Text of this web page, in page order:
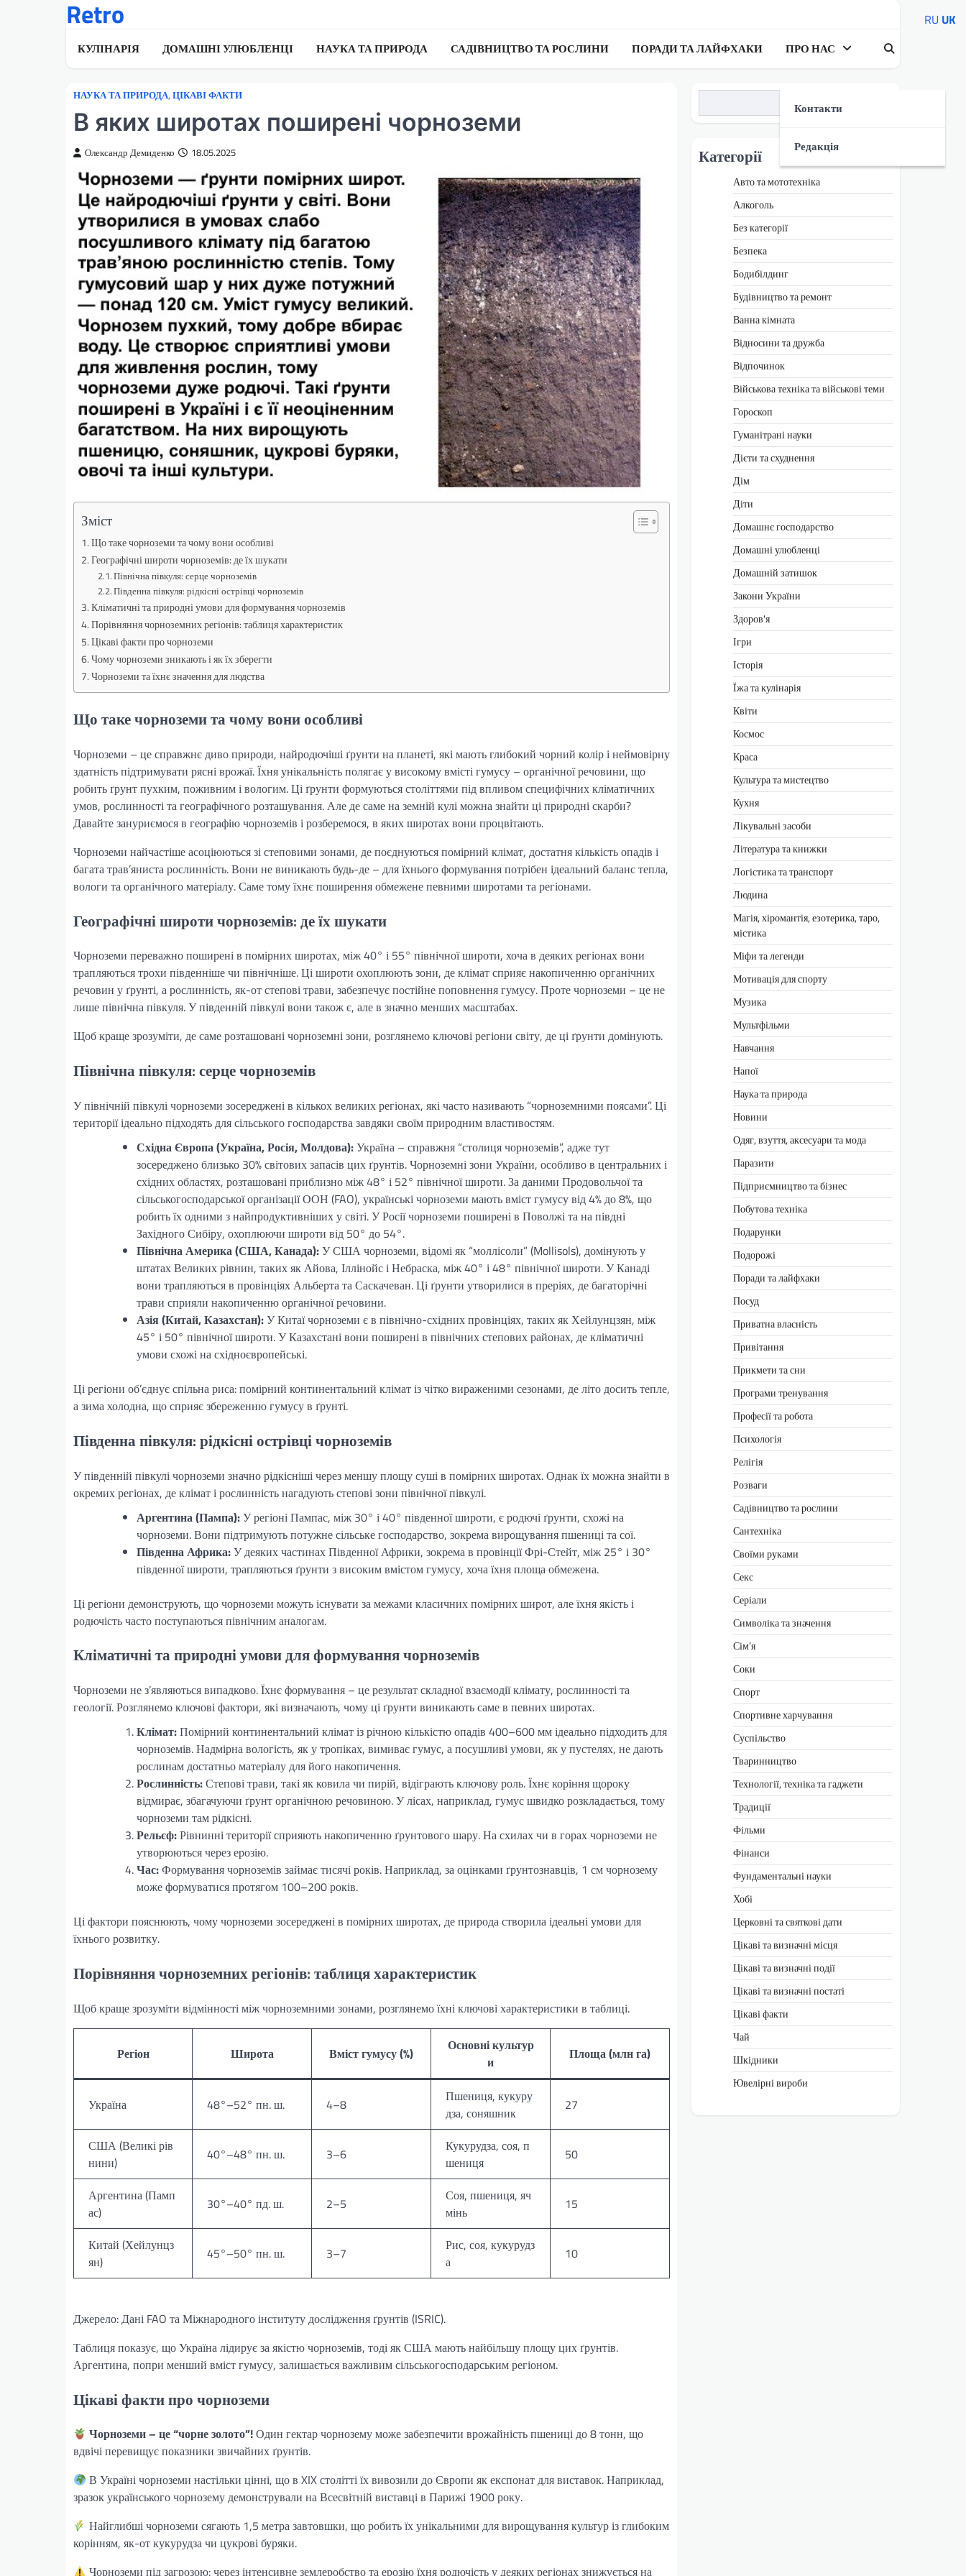
Retro
КУЛІНАРІЯ ДОМАШНІ УЛЮБЛЕНЦІ НАУКА ТА ПРИРОДА САДІВНИЦТВО ТА РОСЛИНИ ПОРАДИ ТА ЛАЙФХАКИ ПРО НАС
Контакти
Редакція
НАУКА ТА ПРИРОДА, ЦІКАВІ ФАКТИ
В яких широтах поширені чорноземи
Олександр Демиденко 18.05.2025
Зміст
Що таке чорноземи та чому вони особливі
Географічні широти чорноземів: де їх шукати
Північна півкуля: серце чорноземів
Південна півкуля: рідкісні острівці чорноземів
Кліматичні та природні умови для формування чорноземів
Порівняння чорноземних регіонів: таблиця характеристик
Цікаві факти про чорноземи
Чому чорноземи зникають і як їх зберегти
Чорноземи та їхнє значення для людства
Що таке чорноземи та чому вони особливі
Чорноземи – це справжнє диво природи, найродючіші ґрунти на планеті, які мають глибокий чорний колір і неймовірну
здатність підтримувати рясні врожаї. Їхня унікальність полягає у високому вмісті гумусу – органічної речовини, що
робить ґрунт пухким, поживним і вологим. Ці ґрунти формуються століттями під впливом специфічних кліматичних
умов, рослинності та географічного розташування. Але де саме на земній кулі можна знайти ці природні скарби?
Давайте зануриємося в географію чорноземів і розберемося, в яких широтах вони процвітають.
Чорноземи найчастіше асоціюються зі степовими зонами, де поєднуються помірний клімат, достатня кількість опадів і
багата трав’яниста рослинність. Вони не виникають будь-де – для їхнього формування потрібен ідеальний баланс тепла,
вологи та органічного матеріалу. Саме тому їхнє поширення обмежене певними широтами та регіонами.
Географічні широти чорноземів: де їх шукати
Чорноземи переважно поширені в помірних широтах, між 40° і 55° північної широти, хоча в деяких регіонах вони
трапляються трохи південніше чи північніше. Ці широти охоплюють зони, де клімат сприяє накопиченню органічних
речовин у ґрунті, а рослинність, як-от степові трави, забезпечує постійне поповнення гумусу. Проте чорноземи – це не
лише північна півкуля. У південній півкулі вони також є, але в значно менших масштабах.
Щоб краще зрозуміти, де саме розташовані чорноземні зони, розглянемо ключові регіони світу, де ці ґрунти домінують.
Північна півкуля: серце чорноземів
У північній півкулі чорноземи зосереджені в кількох великих регіонах, які часто називають “чорноземними поясами”. Ці
території ідеально підходять для сільського господарства завдяки своїм природним властивостям.
Східна Європа (Україна, Росія, Молдова):Україна – справжня “столиця чорноземів”, адже тут
зосереджено близько 30% світових запасів цих ґрунтів. Чорноземні зони України, особливо в центральних і
східних областях, розташовані приблизно між 48° і 52° північної широти. За даними Продовольчої та
сільськогосподарської організації ООН (FAO), українські чорноземи мають вміст гумусу від 4% до 8%, що
робить їх одними з найпродуктивніших у світі. У Росії чорноземи поширені в Поволжі та на півдні
Західного Сибіру, охоплюючи широти від 50° до 54°.
Північна Америка (США, Канада):У США чорноземи, відомі як “моллісоли” (Mollisols), домінують у
штатах Великих рівнин, таких як Айова, Іллінойс і Небраска, між 40° і 48° північної широти. У Канаді
вони трапляються в провінціях Альберта та Саскачеван. Ці ґрунти утворилися в преріях, де багаторічні
трави сприяли накопиченню органічної речовини.
Азія (Китай, Казахстан):У Китаї чорноземи є в північно-східних провінціях, таких як Хейлунцзян, між
45° і 50° північної широти. У Казахстані вони поширені в північних степових районах, де кліматичні
умови схожі на східноєвропейські.
Ці регіони об’єднує спільна риса: помірний континентальний клімат із чітко вираженими сезонами, де літо досить тепле,
а зима холодна, що сприяє збереженню гумусу в ґрунті.
Південна півкуля: рідкісні острівці чорноземів
У південній півкулі чорноземи значно рідкісніші через меншу площу суші в помірних широтах. Однак їх можна знайти в
окремих регіонах, де клімат і рослинність нагадують степові зони північної півкулі.
Аргентина (Пампа):У регіоні Пампас, між 30° і 40° південної широти, є родючі ґрунти, схожі на
чорноземи. Вони підтримують потужне сільське господарство, зокрема вирощування пшениці та сої.
Південна Африка:У деяких частинах Південної Африки, зокрема в провінції Фрі-Стейт, між 25° і 30°
південної широти, трапляються ґрунти з високим вмістом гумусу, хоча їхня площа обмежена.
Ці регіони демонструють, що чорноземи можуть існувати за межами класичних помірних широт, але їхня якість і
родючість часто поступаються північним аналогам.
Кліматичні та природні умови для формування чорноземів
Чорноземи не з’являються випадково. Їхнє формування – це результат складної взаємодії клімату, рослинності та
геології. Розглянемо ключові фактори, які визначають, чому ці ґрунти виникають саме в певних широтах.
Клімат:Помірний континентальний клімат із річною кількістю опадів 400–600 мм ідеально підходить для
чорноземів. Надмірна вологість, як у тропіках, вимиває гумус, а посушливі умови, як у пустелях, не дають
рослинам достатньо матеріалу для його накопичення.
Рослинність:Степові трави, такі як ковила чи пирій, відіграють ключову роль. Їхнє коріння щороку
відмирає, збагачуючи ґрунт органічною речовиною. У лісах, наприклад, гумус швидко розкладається, тому
чорноземи там рідкісні.
Рельєф:Рівнинні території сприяють накопиченню ґрунтового шару. На схилах чи в горах чорноземи не
утворюються через ерозію.
Час:Формування чорноземів займає тисячі років. Наприклад, за оцінками ґрунтознавців, 1 см чорнозему
може формуватися протягом 100–200 років.
Ці фактори пояснюють, чому чорноземи зосереджені в помірних широтах, де природа створила ідеальні умови для
їхнього розвитку.
Порівняння чорноземних регіонів: таблиця характеристик
Щоб краще зрозуміти відмінності між чорноземними зонами, розглянемо їхні ключові характеристики в таблиці.
Регіон Широта Вміст гумусу (%)
Основні культур
и
Площа (млн га)
Україна 48°–52° пн. ш. 4–8
Пшениця, кукуру
дза, соняшник
27
США (Великі рів
нини)
40°–48° пн. ш. 3–6
Кукурудза, соя, п
шениця
50
Аргентина (Памп
ас)
30°–40° пд. ш. 2–5
Соя, пшениця, яч
мінь
15
Китай (Хейлунцз
ян)
45°–50° пн. ш. 3–7
Рис, соя, кукурудз
а
10
Джерело: Дані FAO та Міжнародного інституту дослідження ґрунтів (ISRIC).
Таблиця показує, що Україна лідирує за якістю чорноземів, тоді як США мають найбільшу площу цих ґрунтів.
Аргентина, попри менший вміст гумусу, залишається важливим сільськогосподарським регіоном.
Цікаві факти про чорноземи
Чорноземи – це “чорне золото”!Один гектар чорнозему може забезпечити врожайність пшениці до 8 тонн, що
вдвічі перевищує показники звичайних ґрунтів.
В Україні чорноземи настільки цінні, що в XIX столітті їх вивозили до Європи як експонат для виставок. Наприклад,
зразок українського чорнозему демонстрували на Всесвітній виставці в Парижі 1900 року.
Найглибші чорноземи сягають 1,5 метра завтовшки, що робить їх унікальними для вирощування культур із глибоким
корінням, як-от кукурудза чи цукрові буряки.
Чорноземи під загрозою: через інтенсивне землеробство та ерозію їхня родючість у деяких регіонах знижується на
Категорії
Авто та мототехніка
Алкоголь
Без категорії
Безпека
Бодибілдинг
Будівництво та ремонт
Ванна кімната
Відносини та дружба
Відпочинок
Військова техніка та військові теми
Гороскоп
Гуманітрані науки
Дієти та схуднення
Дім
Діти
Домашнє господарство
Домашні улюбленці
Домашній затишок
Закони України
Здоров'я
Ігри
Історія
Їжа та кулінарія
Квіти
Космос
Краса
Культура та мистецтво
Кухня
Лікувальні засоби
Література та книжки
Логістика та транспорт
Людина
Магія, хіромантія, езотерика, таро,
містика
Міфи та легенди
Мотивація для спорту
Музика
Мультфільми
Навчання
Напої
Наука та природа
Новини
Одяг, взуття, аксесуари та мода
Паразити
Підприємництво та бізнес
Побутова техніка
Подарунки
Подорожі
Поради та лайфхаки
Посуд
Приватна власність
Привітання
Прикмети та сни
Програми тренування
Професії та робота
Психологія
Релігія
Розваги
Садівництво та рослини
Сантехніка
Своїми руками
Секс
Серіали
Символіка та значення
Сім’я
Соки
Спорт
Спортивне харчування
Суспільство
Тваринництво
Технології, техніка та гаджети
Традиції
Фільми
Фінанси
Фундаментальні науки
Хобі
Церковні та святкові дати
Цікаві та визначні місця
Цікаві та визначні події
Цікаві та визначні постаті
Цікаві факти
Чай
Шкідники
Ювелірні вироби
RU UK